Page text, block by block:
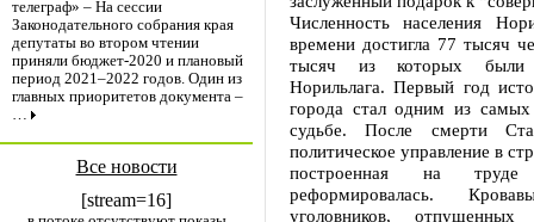
телеграф» – На сессии
Законодательного собрания края
депутаты во втором чтении
приняли бюджет-2020 и плановый
период 2021–2022 годов. Один из
главных приоритетов документа –
…
Все новости
[stream=16]
Численность населения
времени достигла 77 тысяч
тысяч из которых были
Норильлага. Первый год
города стал одним из
судьбе. После смерти
политическое управление в
построенная на труде
реформировалась.
уголовников,